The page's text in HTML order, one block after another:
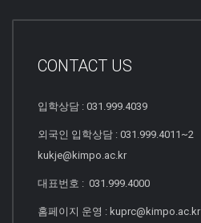
CONTACT US
입학상담 : 031.999.4039
외국인 입학상담 : 031.999.4011~2
kukje@kimpo.ac.kr
대표번호 : 031.999.4000
홈페이지 운영 : kuprc@kimpo.ac.kr